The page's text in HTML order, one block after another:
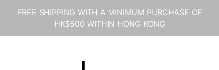
FREE SHIPPING WITH A MINIMUM PURCHASE OF
HK$500 WITHIN HONG KONG